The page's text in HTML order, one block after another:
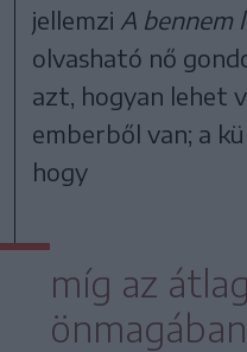
jellemzi A bennem
olvasható nő
azt, hogyan lehet
emberből van; a
hogy
míg az